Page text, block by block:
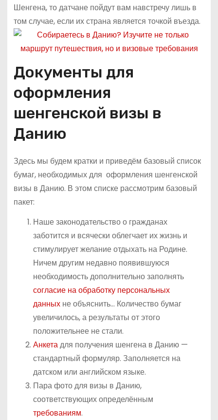
Шенгена, то датчане пойдут вам навстречу лишь в
том случае, если их страна является точкой въезда.
Документы для
оформления
шенгенской визы в
Данию
Здесь мы будем кратки и приведём базовый список
бумаг, необходимых для оформления шенгенской
визы в Данию. В этом списке рассмотрим базовый
пакет:
Наше законодательство о гражданах
заботится и всячески облегчает их жизнь и
стимулирует желание отдыхать на Родине.
Ничем другим недавно появившуюся
необходимость дополнительно заполнять
согласие на обработку персональных
данныхне объяснить… Количество бумаг
увеличилось, а результаты от этого
положительнее не стали.
Анкетадля получения шенгена в Данию —
стандартный формуляр. Заполняется на
датском или английском языке.
Пара фото для визы в Данию,
соответствующих определённым
требованиям.